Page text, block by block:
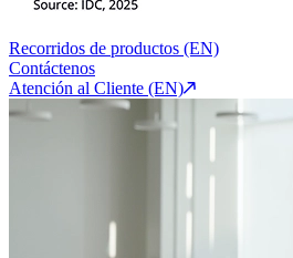
Recorridos de productos (EN)
Contáctenos
Atención al Cliente (EN)